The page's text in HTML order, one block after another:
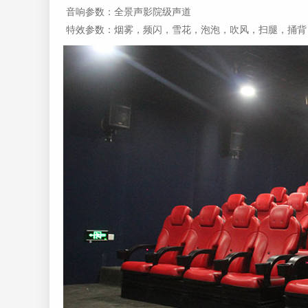
音响参数：全景声影院级声道
特效参数：烟雾，频闪，雪花，泡泡，吹风，扫腿，捅